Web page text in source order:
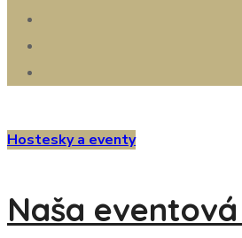
Hostesky a eventy
Naša